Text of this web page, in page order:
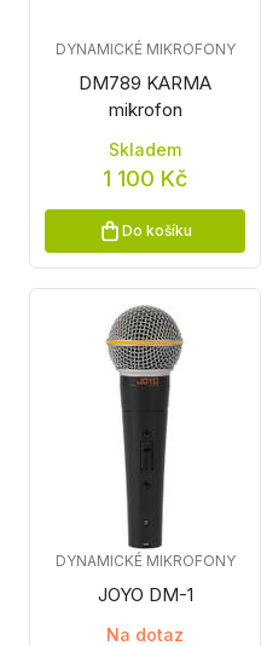
DM789 KARMA
mikrofon
DYNAMICKÉ MIKROFONY
Skladem
1 100 Kč
Do košíku
JOYO DM-1
DYNAMICKÉ MIKROFONY
Na dotaz